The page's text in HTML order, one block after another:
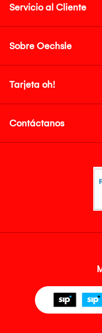
Servicio al Cliente
Sobre Oechsle
Tarjeta oh!
Contáctanos